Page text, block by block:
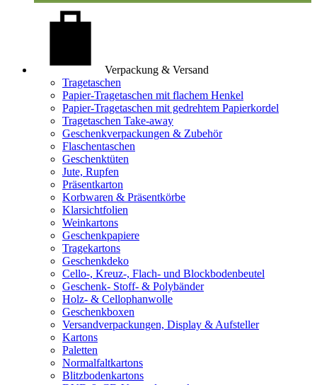
Verpackung & Versand
Tragetaschen
Papier-Tragetaschen mit flachem Henkel
Papier-Tragetaschen mit gedrehtem Papierkordel
Tragetaschen Take-away
Geschenkverpackungen & Zubehör
Flaschentaschen
Geschenktüten
Jute, Rupfen
Präsentkarton
Korbwaren & Präsentkörbe
Klarsichtfolien
Weinkartons
Geschenkpapiere
Tragekartons
Geschenkdeko
Cello-, Kreuz-, Flach- und Blockbodenbeutel
Geschenk- Stoff- & Polybänder
Holz- & Cellophanwolle
Geschenkboxen
Versandverpackungen, Display & Aufsteller
Kartons
Paletten
Normalfaltkartons
Blitzbodenkartons